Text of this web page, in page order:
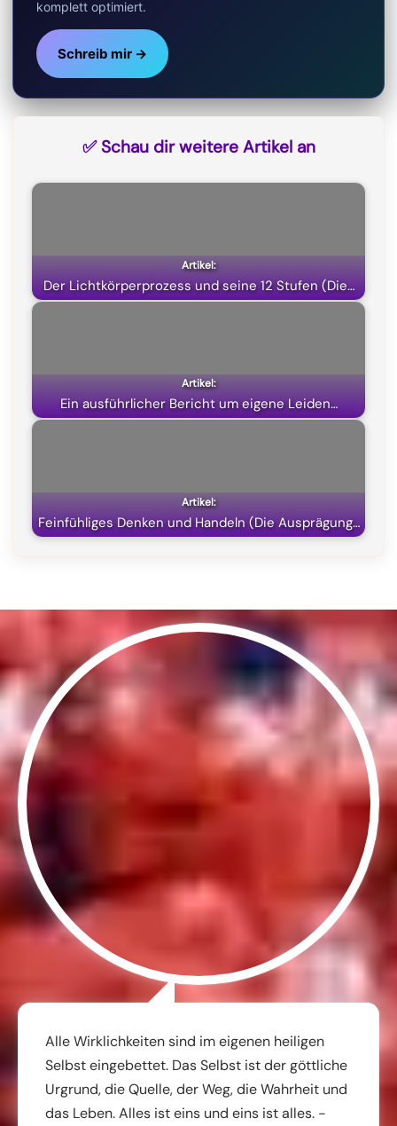
komplett optimiert.
Schreib mir →
✅ Schau dir weitere Artikel an
Der Lichtkörperprozess und seine 12 Stufen (Die…
Ein ausführlicher Bericht um eigene Leiden…
Feinfühliges Denken und Handeln (Die Ausprägung…
Alle Wirklichkeiten sind im eigenen heiligen
Selbst eingebettet. Das Selbst ist der göttliche
Urgrund, die Quelle, der Weg, die Wahrheit und
das Leben. Alles ist eins und eins ist alles. -